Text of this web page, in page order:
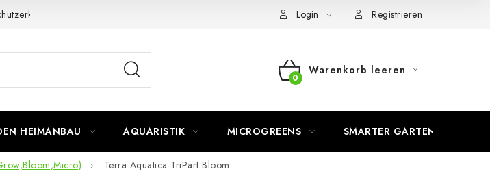
Login Registrieren
WARENKORB
Warenkorb leeren
HEIMANBAU AQUARISTIK MICROGREENS SMARTER GARTEN
Terra Aquatica TriPart Bloom